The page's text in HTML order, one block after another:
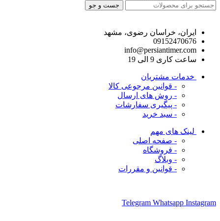
جست و جو
ایران، خراسان رضوی، مشهد
09152470676
info@persiantimer.com
ساعت کاری 9 الی 19
خدمات مشتریان
- قوانین مرجوعی کالا
- روش های ارسال
- پیگیری سفارشات
- سبد خرید
لینک های مهم
- صفحه اصلی
- فروشگاه
- وبلاگ
- قوانین و مقررات
Telegram Whatsapp Instagram